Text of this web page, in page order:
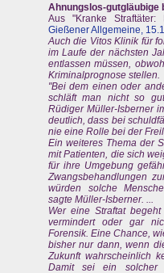
Ahnungslos-gutgläubige
Aus "Kranke Straftäter:
Gießener Allgemeine,
Auch die Vitos Klinik für
im Laufe der nächsten
entlassen müssen,
Kriminalprognose stellen.
"Bei dem einen oder
schläft man nicht so
Rüdiger Müller-Isberner
deutlich, dass bei
nie eine Rolle bei der
Ein weiteres Thema der
mit Patienten, die sich
für ihre Umgebung
Zwangsbehandlungen
würden solche
sagte Müller-Isberner. ...
Wer eine Straftat
vermindert oder gar
Forensik. Eine Chance,
bisher nur dann, wenn
Zukunft wahrscheinlich
Damit sei ein solcher